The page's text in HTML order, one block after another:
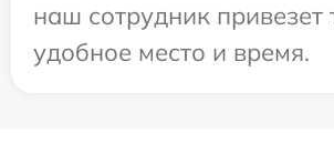
наш сотрудник привезет
удобное место и время.